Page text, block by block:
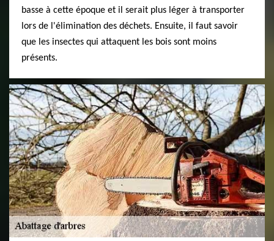
basse à cette époque et il serait plus léger à transporter
lors de l'élimination des déchets. Ensuite, il faut savoir
que les insectes qui attaquent les bois sont moins
présents.